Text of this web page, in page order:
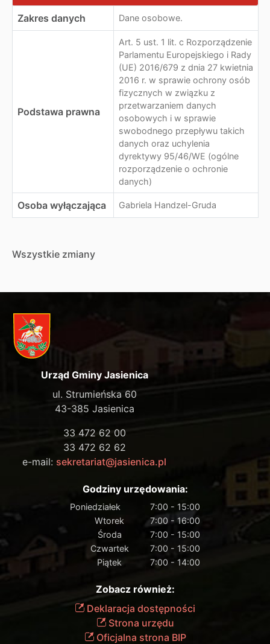
Zakres danych Dane osobowe.
Podstawa prawna
Art. 5 ust. 1 lit. c Rozporządzenie
Parlamentu Europejskiego i Rady
(UE) 2016/679 z dnia 27 kwietnia
2016 r. w sprawie ochrony osób
fizycznych w związku z
przetwarzaniem danych
osobowych i w sprawie
swobodnego przepływu takich
danych oraz uchylenia
dyrektywy 95/46/WE (ogólne
rozporządzenie o ochronie
danych)
Osoba wyłączająca Gabriela Handzel-Gruda
Wszystkie zmiany
Urząd Gminy Jasienica
ul. Strumieńska 60
43-385 Jasienica
33 472 62 00
33 472 62 62
e-mail: sekretariat@jasienica.pl
Godziny urzędowania:
Poniedziałek
7:00 - 15:00
Wtorek
7:00 - 16:00
Środa
7:00 - 15:00
Czwartek
7:00 - 15:00
Piątek
7:00 - 14:00
Zobacz również:
Deklaracja dostępności
Strona urzędu
Oficjalna strona BIP